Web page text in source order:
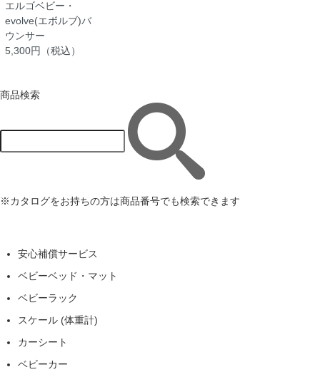
エルゴベビー・
evolve(エボルブ)バ
ウンサー
5,300円（税込）
商品検索
※カタログをお持ちの方は商品番号でも検索できます
安心補償サービス
ベビーベッド・マット
ベビーラック
スケール (体重計)
カーシート
ベビーカー